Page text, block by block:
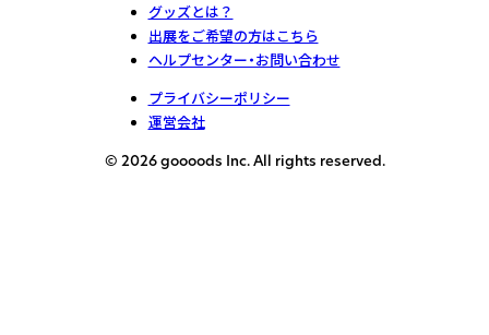
グッズとは？
出展をご希望の方はこちら
ヘルプセンター・お問い合わせ
プライバシーポリシー
運営会社
© 2026 goooods Inc. All rights reserved.